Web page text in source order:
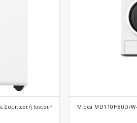
Ιονιστή και Wi-Fi 20ltMidea MD110H80D/